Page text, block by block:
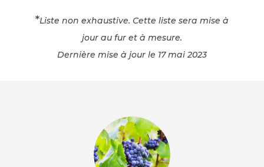
*Liste non exhaustive. Cette liste sera mise à
jour au fur et à mesure.
Dernière mise à jour le 17mai 2023